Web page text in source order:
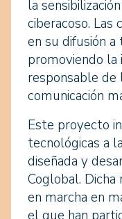
la
ciberacoso. Las
en su difusión a
promoviendo la
responsable
comunicación
Este proyecto
tecnológicas a
diseñada y
Coglobal.
en marcha en
el que han